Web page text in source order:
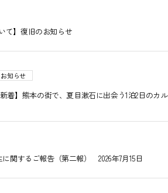
て】復旧のお知らせ
お知らせ
新着】熊本の街で、夏目漱石に出会う1泊2日のカ
関するご報告（第二報） 2026年7月15日